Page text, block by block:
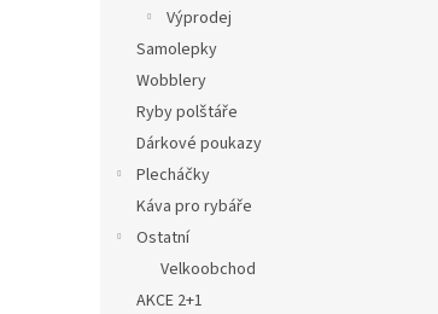
Výprodej
Samolepky
Wobblery
Ryby polštáře
Dárkové poukazy
Plecháčky
Káva pro rybáře
Ostatní
Velkoobchod
AKCE 2+1